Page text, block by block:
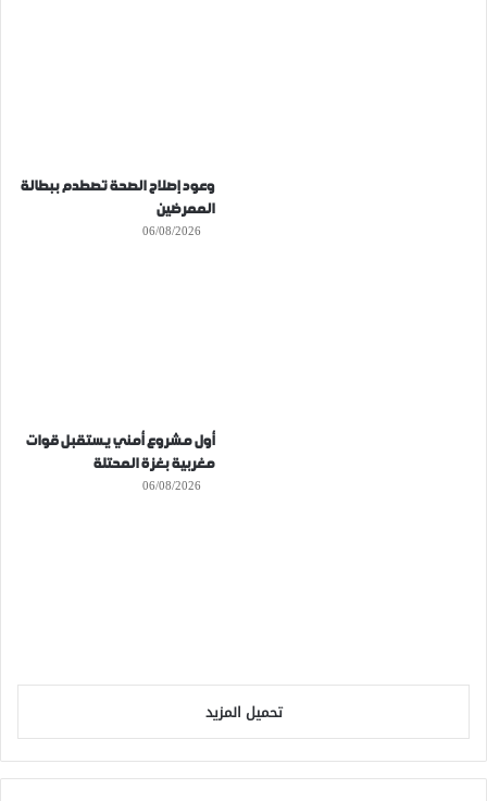
وعود إصلاح الصحة تصطدم ببطالة
الممرضين
06/08/2026
أول مشروع أمني يستقبل قوات
مغربية بغزة المحتلة
06/08/2026
تحميل المزيد